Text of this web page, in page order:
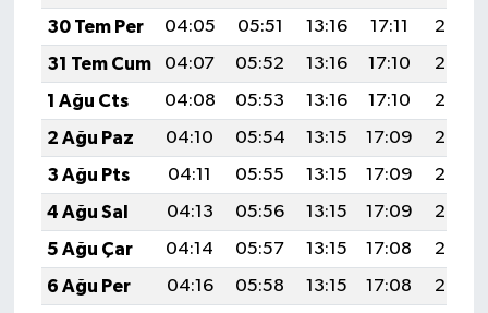
30 Tem Per
04:05 05:51 13:16 17:11
20:30
31 Tem Cum
04:07 05:52 13:16 17:10
20:29
1 Ağu Cts
04:08 05:53 13:16 17:10
20:28
2 Ağu Paz
04:10 05:54 13:15 17:09
20:27
3 Ağu Pts
04:11 05:55 13:15 17:09
20:26
4 Ağu Sal
04:13 05:56 13:15 17:09
20:25
5 Ağu Çar
04:14 05:57 13:15 17:08
20:24
6 Ağu Per
04:16 05:58 13:15 17:08
20:23